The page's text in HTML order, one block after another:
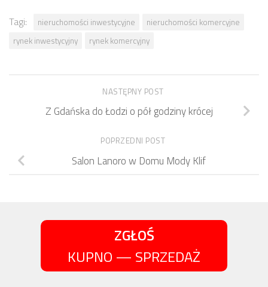
Tagi: nieruchomości inwestycyjne
nieruchomości komercyjne
rynek inwestycyjny
rynek komercyjny
NASTĘPNY POST
Z Gdańska do Łodzi o pół godziny krócej
POPRZEDNI POST
Salon Lanoro w Domu Mody Klif
ZGŁOŚ
KUPNO — SPRZEDAŻ